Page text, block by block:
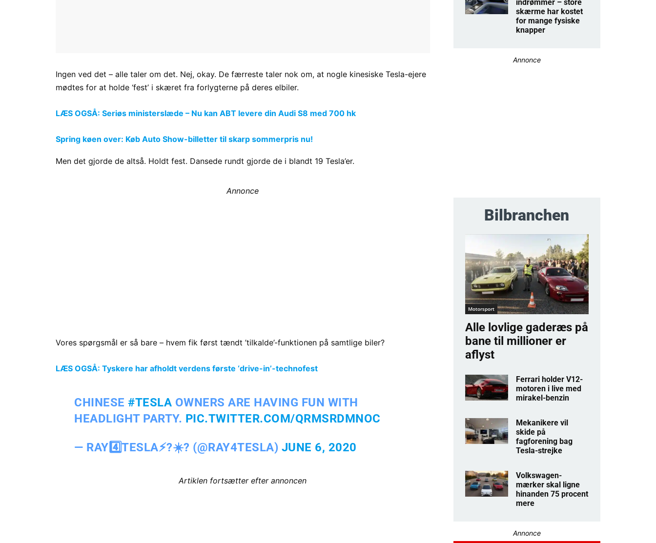
Ingen ved det – alle taler om det. Nej, okay. De færreste taler nok om, at nogle kinesiske Tesla-ejere
mødtes for at holde ‘fest’ i skæret fra forlygterne på deres elbiler.
LÆS OGSÅ: Seriøs ministerslæde – Nu kan ABT levere din Audi S8 med 700 hk
Spring køen over: Køb Auto Show-billetter til skarp sommerpris nu!
Men det gjorde de altså. Holdt fest. Dansede rundt gjorde de i blandt 19 Tesla’er.
Annonce
Vores spørgsmål er så bare – hvem fik først tændt ’tilkalde’-funktionen på samtlige biler?
LÆS OGSÅ: Tyskere har afholdt verdens første ‘drive-in’-technofest
CHINESE#TESLA OWNERS ARE HAVING FUN WITH
HEADLIGHT PARTY. PIC.TWITTER.COM/QRMSRDMNOC
— RAY4️⃣TESLA⚡️?☀️? (@RAY4TESLA) JUNE 6, 2020
Artiklen fortsætter efter annoncen
indrømmer – store
skærme har kostet
for mange fysiske
knapper
Annonce
Bilbranchen
Motorsport
Alle lovlige gaderæs på
bane til millioner er
aflyst
Ferrari holder V12-
motoren i live med
mirakel-benzin
Mekanikere vil
skide på
fagforening bag
Tesla-strejke
Volkswagen-
mærker skal ligne
hinanden 75 procent
mere
Annonce